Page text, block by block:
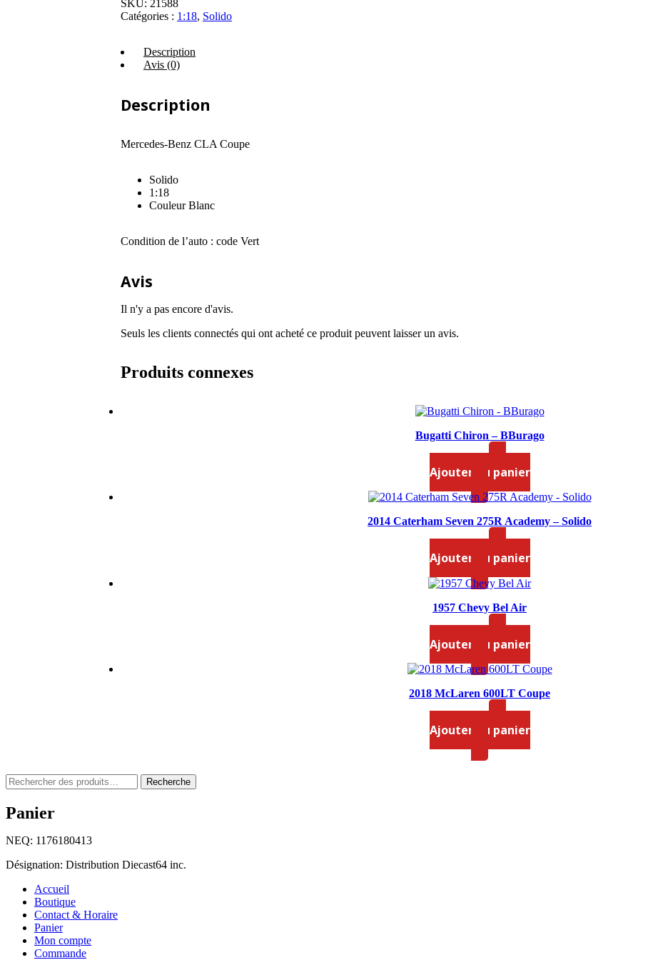
SKU: 21588
Catégories : 1:18, Solido
Description
Avis (0)
Description
Mercedes-Benz CLA Coupe
Solido
1:18
Couleur Blanc
Condition de l’auto : code Vert
Avis
Il n'y a pas encore d'avis.
Seuls les clients connectés qui ont acheté ce produit peuvent laisser un avis.
Produits connexes
Bugatti Chiron – BBurago
Ajouter au panier
2014 Caterham Seven 275R Academy – Solido
Ajouter au panier
1957 Chevy Bel Air
Ajouter au panier
2018 McLaren 600LT Coupe
Ajouter au panier
Rechercher
:
Recherche
Panier
NEQ: 1176180413
Désignation: Distribution Diecast64 inc.
Accueil
Boutique
Contact & Horaire
Panier
Mon compte
Commande